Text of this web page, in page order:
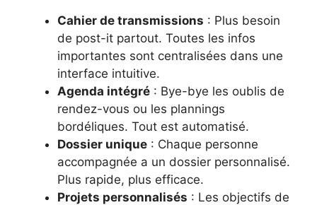
Cahier de transmissions : Plus besoin
de post-it partout. Toutes les infos
importantes sont centralisées dans une
interface intuitive.
Agenda intégré : Bye-bye les oublis de
rendez-vous ou les plannings
bordéliques. Tout est automatisé.
Dossier unique : Chaque personne
accompagnée a un dossier personnalisé.
Plus rapide, plus efficace.
Projets personnalisés : Les objectifs de